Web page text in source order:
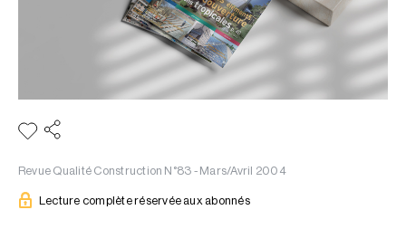
Revue Qualité Construction N°83 - Mars/Avril 2004
Lecture complète réservée aux abonnés